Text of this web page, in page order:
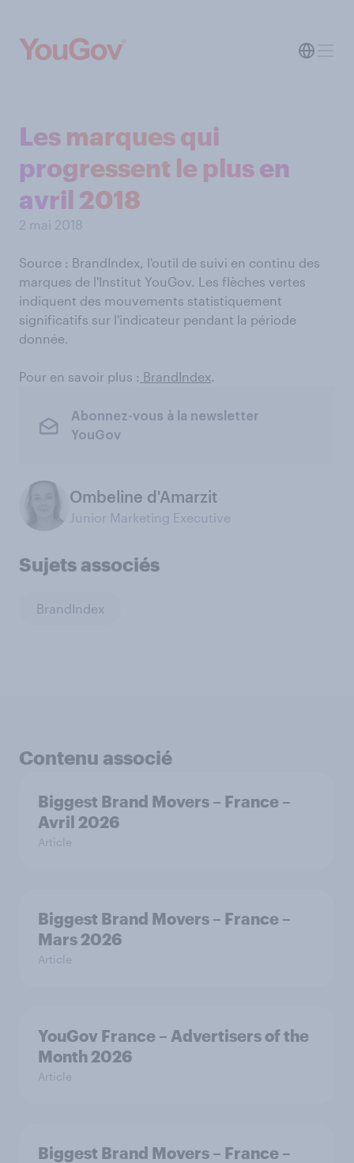
Les marques qui
progressent le plus en
avril 2018
2 mai 2018
Source : BrandIndex, l'outil de suivi en continu des
marques de l'Institut YouGov. Les flèches vertes
indiquent des mouvements statistiquement
significatifs sur l'indicateur pendant la période
donnée.
Pour en savoir plus : BrandIndex.
Abonnez-vous à la newsletter
YouGov
Ombeline d'Amarzit
Junior Marketing Executive
Sujets associés
BrandIndex
Contenu associé
Biggest Brand Movers – France –
Avril 2026
Article
Biggest Brand Movers – France –
Mars 2026
Article
YouGov France – Advertisers of the
Month 2026
Article
Biggest Brand Movers – France –